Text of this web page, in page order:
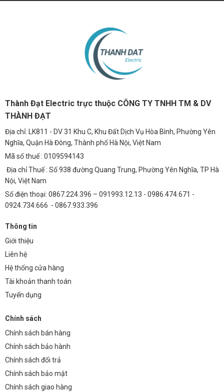
Thành Đạt Electric trực thuộc CÔNG TY TNHH TM & DV
THÀNH ĐẠT
Địa chỉ: LK811 - DV 31 Khu C, Khu Đất Dịch Vụ Hòa Bình, Phường Yên
Nghĩa, Quận Hà Đông, Thành phố Hà Nội, Việt Nam
Mã số thuế : 0109594143
Địa chỉ Thuế : Số 938 đường Quang Trung, Phường Yên Nghĩa, TP Hà
Nội, Việt Nam
Số điện thoại: 0867.224.396 – 091993.12.13 - 0986.474.671 -
0924.734.666 - 0867.933.396
Thông tin
Giới thiệu
Liên hệ
Hệ thống cửa hàng
Tài khoản thanh toán
Tuyển dụng
Chính sách
Chính sách bán hàng
Chính sách bảo hành
Chính sách đổi trả
Chính sách bảo mật
Chính sách giao hàng